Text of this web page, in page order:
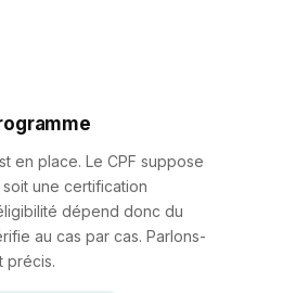
en place. Le CPF suppose
une certification
dépend donc du
au cas par cas. Parlons-
précis.